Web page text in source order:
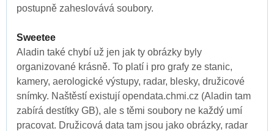
postupně zaheslovává soubory.
Sweetee
Aladin také chybí už jen jak ty obrázky byly
organizované krásně. To platí i pro grafy ze stanic,
kamery, aerologické výstupy, radar, blesky, družicové
snímky. Naštěstí existují opendata.chmi.cz (Aladin tam
zabírá destítky GB), ale s těmi soubory ne každý umí
pracovat. Družicová data tam jsou jako obrázky, radar